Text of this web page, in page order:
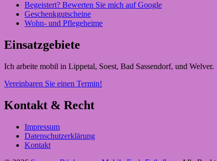
Begeistert? Bewerten Sie mich auf Google
Geschenkgutscheine
Wohn- und Pflegeheime
Einsatzgebiete
Ich arbeite mobil in Lippetal, Soest, Bad Sassendorf, und Welver.
Vereinbaren Sie einen Termin!
Kontakt & Recht
Impressum
Datenschutzerklärung
Kontakt